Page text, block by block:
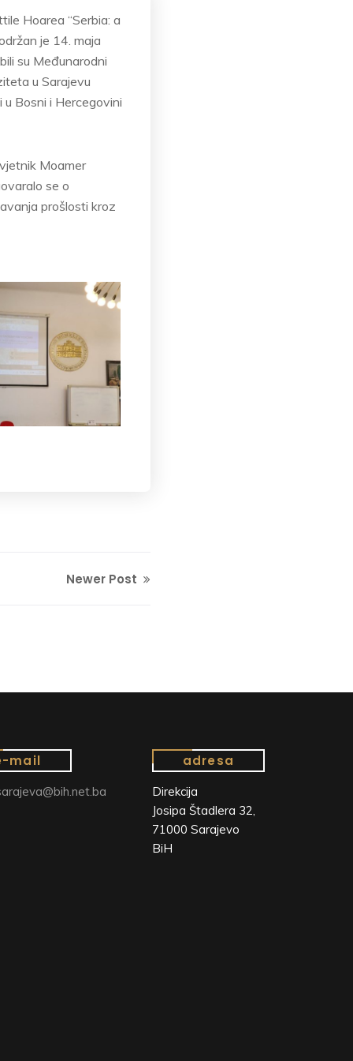
Hoarea “Serbia: a
je 14. maja
su Međunarodni
u Sarajevu
u Bosni i Hercegovini
Moamer
se o
prošlosti kroz
Newer Post
mail adresa
Direkcija
Josipa Štadlera 32,
71000 Sarajevo
BiH